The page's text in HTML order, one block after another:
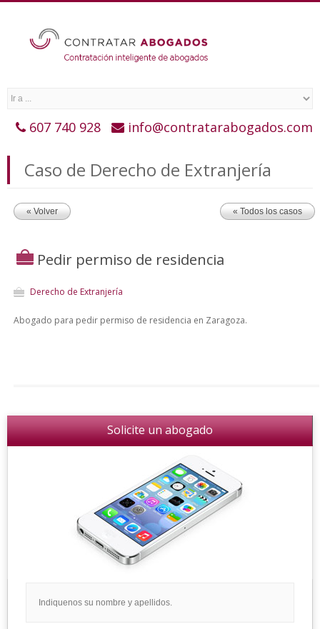
607 740 928 info@contratarabogados.com
Caso de Derecho de Extranjería
« Volver « Todos los casos
Pedir permiso de residencia
Derecho de Extranjería
Abogado para pedir permiso de residencia en Zaragoza.
Solicite un abogado